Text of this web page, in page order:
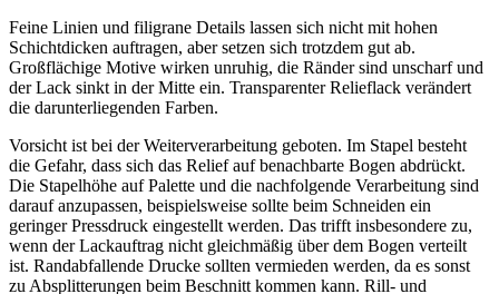
Feine Linien und filigrane Details lassen sich nicht mit hohen
Schichtdicken auftragen, aber setzen sich trotzdem gut ab.
Großflächige Motive wirken unruhig, die Ränder sind unscharf und
der Lack sinkt in der Mitte ein. Transparenter Relieflack verändert
die darunterliegenden Farben.
Vorsicht ist bei der Weiterverarbeitung geboten. Im Stapel besteht
die Gefahr, dass sich das Relief auf benachbarte Bogen abdrückt.
Die Stapelhöhe auf Palette und die nachfolgende Verarbeitung sind
darauf anzupassen, beispielsweise sollte beim Schneiden ein
geringer Pressdruck eingestellt werden. Das trifft insbesondere zu,
wenn der Lackauftrag nicht gleichmäßig über dem Bogen verteilt
ist. Randabfallende Drucke sollten vermieden werden, da es sonst
zu Absplitterungen beim Beschnitt kommen kann. Rill- und